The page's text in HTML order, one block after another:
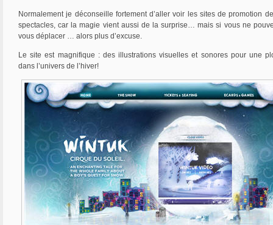
Normalement je déconseille fortement d’aller voir les sites de promotion
spectacles, car la magie vient aussi de la surprise… mais si vous ne
vous déplacer … alors plus d’excuse.
Le site est magnifique : des illustrations visuelles et sonores pour une
dans l’univers de l’hiver!